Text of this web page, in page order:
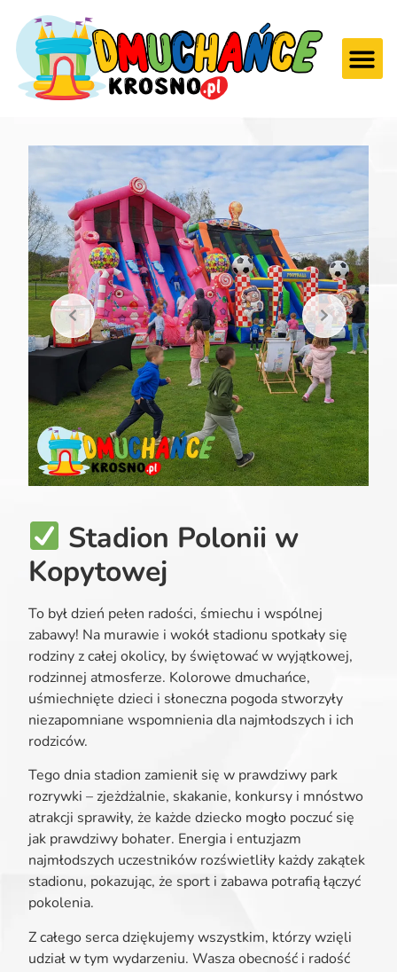
Stadion Polonii w
Kopytowej
To był dzień pełen radości, śmiechu i wspólnej
zabawy! Na murawie i wokół stadionu spotkały się
rodziny z całej okolicy, by świętować w wyjątkowej,
rodzinnej atmosferze. Kolorowe dmuchańce,
uśmiechnięte dzieci i słoneczna pogoda stworzyły
niezapomniane wspomnienia dla najmłodszych i ich
rodziców.
Tego dnia stadion zamienił się w prawdziwy park
rozrywki – zjeżdżalnie, skakanie, konkursy i mnóstwo
atrakcji sprawiły, że każde dziecko mogło poczuć się
jak prawdziwy bohater. Energia i entuzjazm
najmłodszych uczestników rozświetliły każdy zakątek
stadionu, pokazując, że sport i zabawa potrafią łączyć
pokolenia.
Z całego serca dziękujemy wszystkim, którzy wzięli
udział w tym wydarzeniu. Wasza obecność i radość